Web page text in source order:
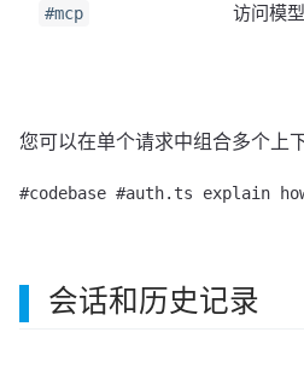
#mcp 访问模
您可以在单个请求中组合多个上
会话和历史记录